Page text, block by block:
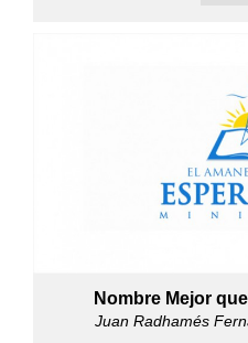
Nombre Mejor
Juan Radhamés